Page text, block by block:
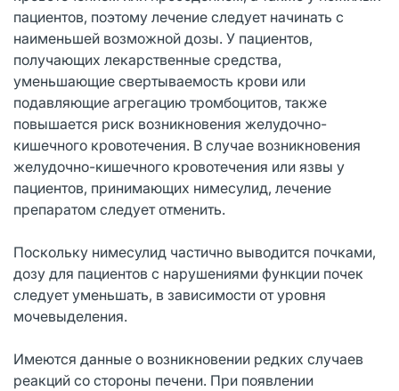
пациентов, поэтому лечение следует начинать с
наименьшей возможной дозы. У пациентов,
получающих лекарственные средства,
уменьшающие свертываемость крови или
подавляющие агрегацию тромбоцитов, также
повышается риск возникновения желудочно-
кишечного кровотечения. В случае возникновения
желудочно-кишечного кровотечения или язвы у
пациентов, принимающих нимесулид, лечение
препаратом следует отменить.
Поскольку нимесулид частично выводится почками,
дозу для пациентов с нарушениями функции почек
следует уменьшать, в зависимости от уровня
мочевыделения.
Имеются данные о возникновении редких случаев
реакций со стороны печени. При появлении